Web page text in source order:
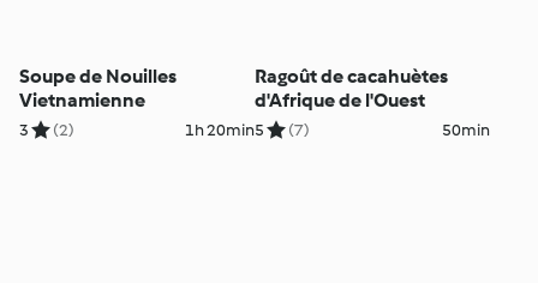
Soupe de Nouilles
Vietnamienne
3 (2) 1h 20min
Ragoût de cacahuètes
d'Afrique de l'Ouest
5 (7) 50min